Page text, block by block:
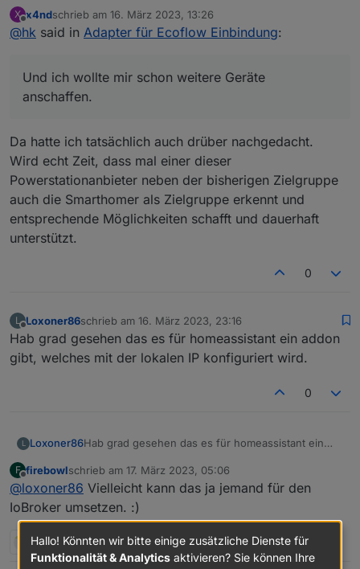
Username und Password"
Und ich wollte mir schon weitere Geräte anschaffen.
X
Offline
x4ndschrieb am 16. März 2023, 13:26
zuletzt editiert von
@hk said in Adapter für Ecoflow Einbindung:
Und ich wollte mir schon weitere Geräte
anschaffen.
Da hatte ich tatsächlich auch drüber nachgedacht.
Wird echt Zeit, dass mal einer dieser
Powerstationanbieter neben der bisherigen Zielgruppe
auch die Smarthomer als Zielgruppe erkennt und
entsprechende Möglichkeiten schafft und dauerhaft
unterstützt.
0
L
Offline
Loxoner86schrieb am 16. März 2023, 23:16
zuletzt editiert von
Hab grad gesehen das es für homeassistant ein addon
gibt, welches mit der lokalen IP konfiguriert wird.
0
L Loxoner86Hab grad gesehen das es für homeassistant ein
wird.
F
Offline
firebowlschrieb am 17. März 2023, 05:06
zuletzt editiert von
@loxoner86 Vielleicht kann das ja jemand für den
IoBroker umsetzen. :)
1 Antwort 0
Hallo! Könnten wir bitte einige zusätzliche Dienste für
Funktionalität & Analytics aktivieren? Sie können Ihre